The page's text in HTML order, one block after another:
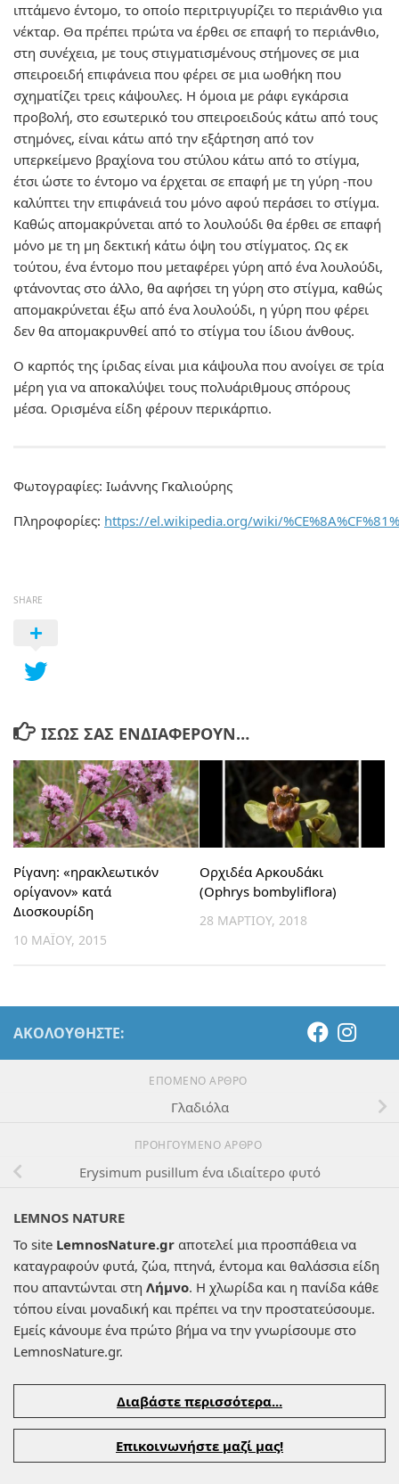
ιπτάμενο έντομο, το οποίο περιτριγυρίζει το περιάνθιο για
νέκταρ. Θα πρέπει πρώτα να έρθει σε επαφή το περιάνθιο,
στη συνέχεια, με τους στιγματισμένους στήμονες σε μια
σπειροειδή επιφάνεια που φέρει σε μια ωοθήκη που
σχηματίζει τρεις κάψουλες. Η όμοια με ράφι εγκάρσια
προβολή, στο εσωτερικό του σπειροειδούς κάτω από τους
στημόνες, είναι κάτω από την εξάρτηση από τον
υπερκείμενο βραχίονα του στύλου κάτω από το στίγμα,
έτσι ώστε το έντομο να έρχεται σε επαφή με τη γύρη -που
καλύπτει την επιφάνειά του μόνο αφού περάσει το στίγμα.
Καθώς απομακρύνεται από το λουλούδι θα έρθει σε επαφή
μόνο με τη μη δεκτική κάτω όψη του στίγματος. Ως εκ
τούτου, ένα έντομο που μεταφέρει γύρη από ένα λουλούδι,
φτάνοντας στο άλλο, θα αφήσει τη γύρη στο στίγμα, καθώς
απομακρύνεται έξω από ένα λουλούδι, η γύρη που φέρει
δεν θα απομακρυνθεί από το στίγμα του ίδιου άνθους.
Ο καρπός της ίριδας είναι μια κάψουλα που ανοίγει σε τρία
μέρη για να αποκαλύψει τους πολυάριθμους σπόρους
μέσα. Ορισμένα είδη φέρουν περικάρπιο.
Φωτογραφίες: Ιωάννης Γκαλιούρης
Πληροφορίες: https://el.wikipedia.org/wiki/
SHARE
ΊΣΩΣ ΣΑΣ ΕΝΔΙΑΦΈΡΟΥΝ…
Ρίγανη: «ηρακλεωτικόν
ορίγανον» κατά
Διοσκουρίδη
10 ΜΑΪ́ΟΥ, 2015
Ορχιδέα Αρκουδάκι
(Ophrys bombyliflora)
28 ΜΑΡΤΊΟΥ, 2018
ΑΚΟΛΟΥΘΉΣΤΕ:
ΕΠΌΜΕΝΟ ΆΡΘΡΟ
Γλαδιόλα
ΠΡΟΗΓΟΎΜΕΝΟ ΆΡΘΡΟ
Erysimum pusillum ένα ιδιαίτερο φυτό
LEMNOS NATURE
Το site LemnosNature.gr αποτελεί μια προσπάθεια να
καταγραφούν φυτά, ζώα, πτηνά, έντομα και θαλάσσια είδη
που απαντώνται στη Λήμνο. Η χλωρίδα και η πανίδα κάθε
τόπου είναι μοναδική και πρέπει να την προστατεύσουμε.
Εμείς κάνουμε ένα πρώτο βήμα να την γνωρίσουμε στο
LemnosNature.gr.
Διαβάστε περισσότερα...
Επικοινωνήστε μαζί μας!